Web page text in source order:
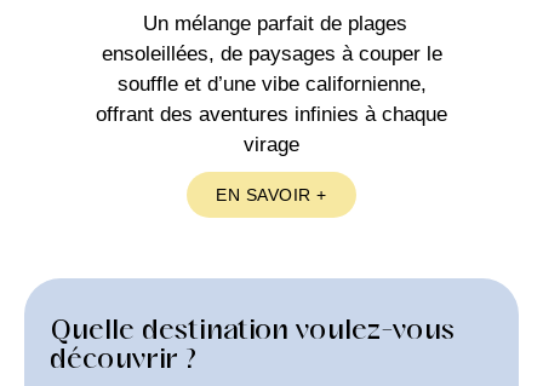
Un mélange parfait de plages
ensoleillées, de paysages à couper le
souffle et d’une vibe californienne,
offrant des aventures infinies à chaque
virage
EN SAVOIR +
Quelle destination voulez-vous
découvrir ?